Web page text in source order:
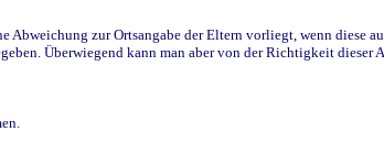
zur Ortsangabe der Eltern vorliegt, wenn diese
Überwiegend kann man aber von der Richtigkeit dieser